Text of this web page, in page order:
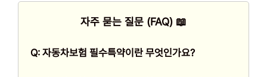
자주 묻는 질문 (FAQ) 📖
Q: 자동차보험 필수특약이란 무엇인가요?